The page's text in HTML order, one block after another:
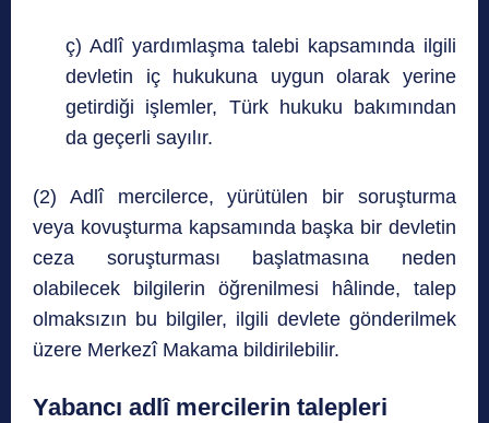
ç) Adlî yardımlaşma talebi kapsamında ilgili
devletin iç hukukuna uygun olarak yerine
getirdiği işlemler, Türk hukuku bakımından
da geçerli sayılır.
(2) Adlî mercilerce, yürütülen bir soruşturma
veya kovuşturma kapsamında başka bir devletin
ceza soruşturması başlatmasına neden
olabilecek bilgilerin öğrenilmesi hâlinde, talep
olmaksızın bu bilgiler, ilgili devlete gönderilmek
üzere Merkezî Makama bildirilebilir.
Yabancı adlî mercilerin talepleri